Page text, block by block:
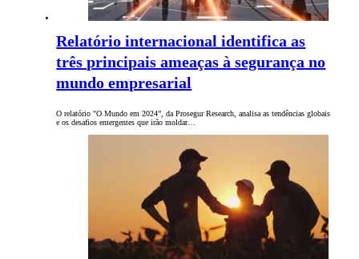
Relatório internacional identifica as
três principais ameaças à segurança no
mundo empresarial
O relatório "O Mundo em 2024”, da Prosegur Research, analisa as tendências globais
e os desafios emergentes que irão moldar…